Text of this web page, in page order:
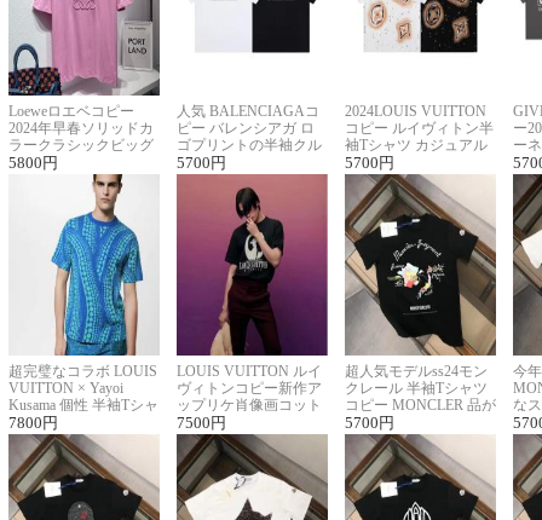
Loeweロエベコピー
2024年早春ソリッドカ
ラークラシックビッグ
ロゴ刺繍Tシャツ
5800 円
人気 BALENCIAGAコ
ピー バレンシアガ ロ
ゴプリントの半袖クル
ーネックTシャツ
5700 円
2024LOUIS VUITTON
コピー ルイヴィトン半
袖Tシャツ カジュアル
に馴染む 2色展開
5700 円
ー
ー
ー
超完璧なコラボ LOUIS
VUITTON × Yayoi
Kusama 個性 半袖Tシャ
ツコピー男女兼用
7800 円
LOUIS VUITTON ルイ
ヴィトンコピー新作ア
ップリケ肖像画コット
ンニット半袖Tシャツ
7500 円
超人気モデルss24モン
クレール 半袖Tシャツ
コピー MONCLER 品が
良く見た目
5700 円
今
な
ル